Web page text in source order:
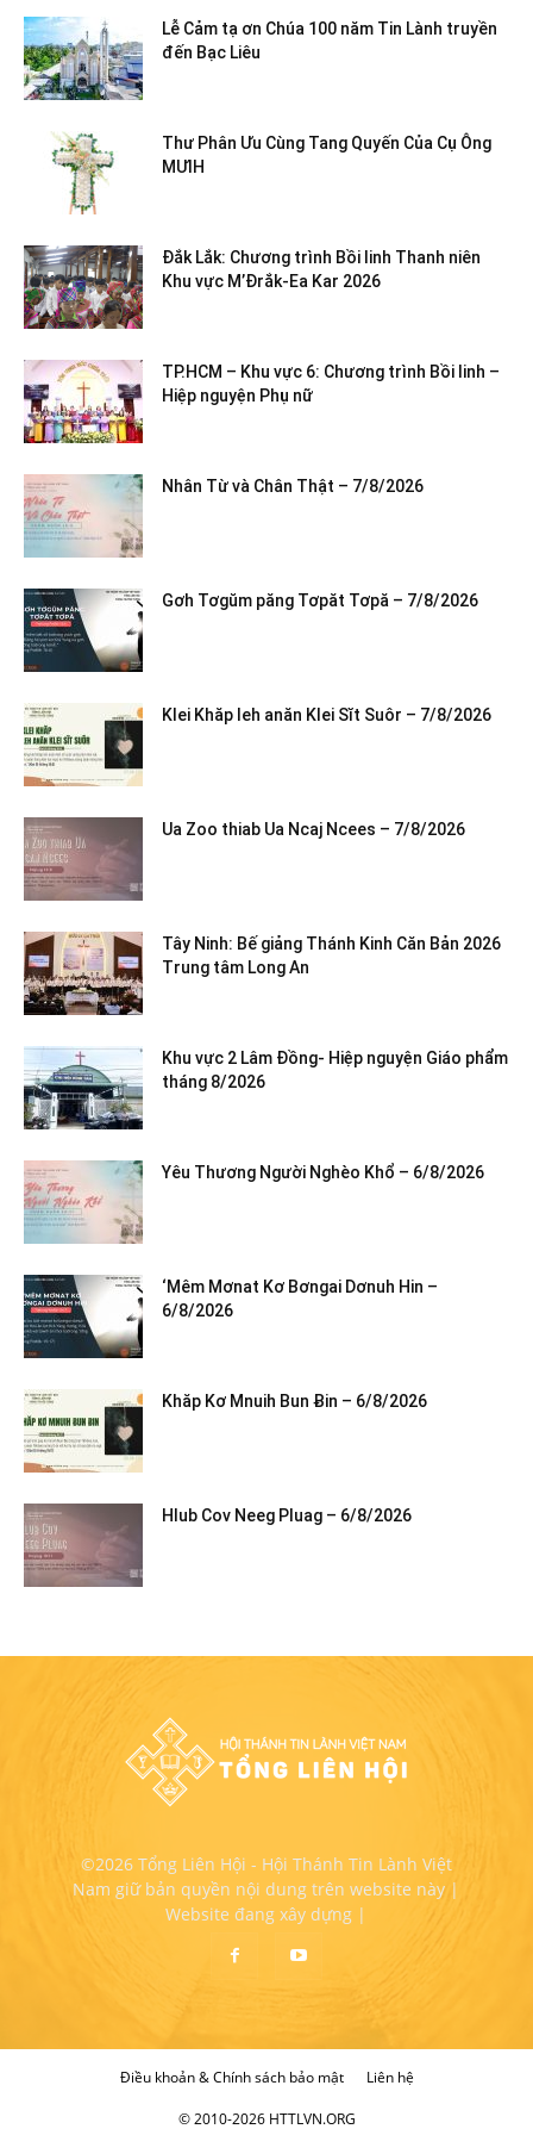
Lễ Cảm tạ ơn Chúa 100 năm Tin Lành truyền
đến Bạc Liêu
Thư Phân Ưu Cùng Tang Quyến Của Cụ Ông
MƯIH
Đắk Lắk: Chương trình Bồi linh Thanh niên
Khu vực M’Đrắk-Ea Kar 2026
TP.HCM – Khu vực 6: Chương trình Bồi linh –
Hiệp nguyện Phụ nữ
Nhân Từ và Chân Thật – 7/8/2026
Gơh Tơgŭm păng Tơpăt Tơpă – 7/8/2026
Klei Khăp leh anăn Klei Sĭt Suôr – 7/8/2026
Ua Zoo thiab Ua Ncaj Ncees – 7/8/2026
Tây Ninh: Bế giảng Thánh Kinh Căn Bản 2026
Trung tâm Long An
Khu vực 2 Lâm Đồng- Hiệp nguyện Giáo phẩm
tháng 8/2026
Yêu Thương Người Nghèo Khổ – 6/8/2026
‘Mêm Mơnat Kơ Bơngai Dơnuh Hin –
6/8/2026
Khăp Kơ Mnuih Bun Ƀin – 6/8/2026
Hlub Cov Neeg Pluag – 6/8/2026
©2026 Tổng Liên Hội - Hội Thánh Tin Lành Việt
Nam giữ bản quyền nội dung trên website này |
Website đang xây dựng |
Điều khoản & Chính sách bảo mật Liên hệ
© 2010-2026 HTTLVN.ORG